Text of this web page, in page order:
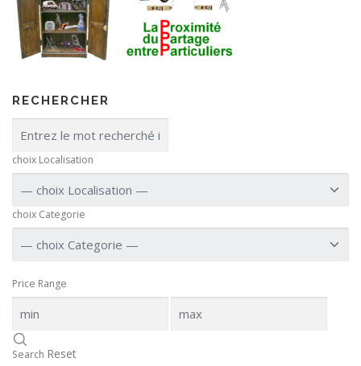
RECHERCHER
choix Localisation
choix Categorie
Price Range
Search Reset